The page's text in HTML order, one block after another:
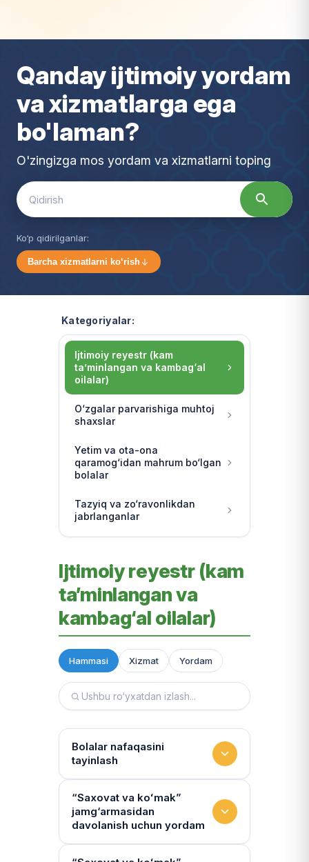
mtiy oz
Qanday ijtimoiy yordam
va xizmatlarga ega
bo'laman?
O'zingizga mos yordam va xizmatlarni toping
Search
for:
Ko‘p qidirilganlar:
Barcha xizmatlarni ko‘rish
Kategoriyalar:
Ijtimoiy reyestr (kam
ta’minlangan va kambag‘al
oilalar)
O‘zgalar parvarishiga muhtoj
shaxslar
Yetim va ota-ona
qaramog‘idan mahrum bo‘lgan
bolalar
Tazyiq va zo‘ravonlikdan
jabrlanganlar
Ijtimoiy reyestr (kam
ta’minlangan va
kambag‘al oilalar)
Hammasi Xizmat Yordam
Bolalar nafaqasini
tayinlash
To‘lov miqdori
Miqdor qonunchilik bilan belgilanadi.
“Kambag‘allik chegarasidagi oila”ga
75% yoki 50% to‘lanadi
“Saxovat va koʻmak”
jamg‘armasidan
davolanish uchun yordam